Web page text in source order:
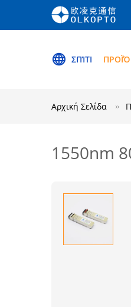
ΣΠΊΤΙ
Αρχική Σελίδα
1550nm